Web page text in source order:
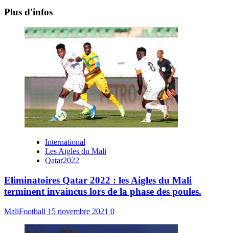
Plus d'infos
International
Les Aigles du Mali
Qatar2022
Eliminatoires Qatar 2022 : les Aigles du Mali
terminent invaincus lors de la phase des poules.
MaliFootball 15 novembre 2021 0